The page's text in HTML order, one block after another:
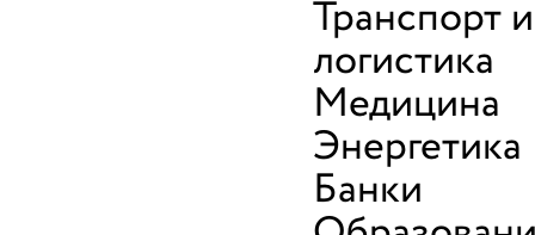
Транспорт и
логистика
Медицина
Энергетика
Банки